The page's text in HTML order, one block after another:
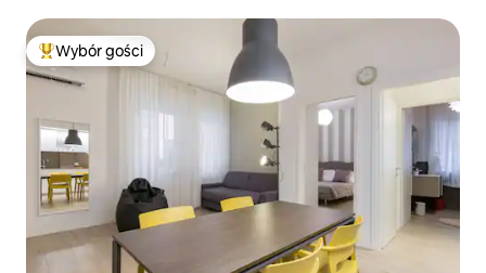
Najpopularniejsze z kategorii Wybór gości
Wybór gości